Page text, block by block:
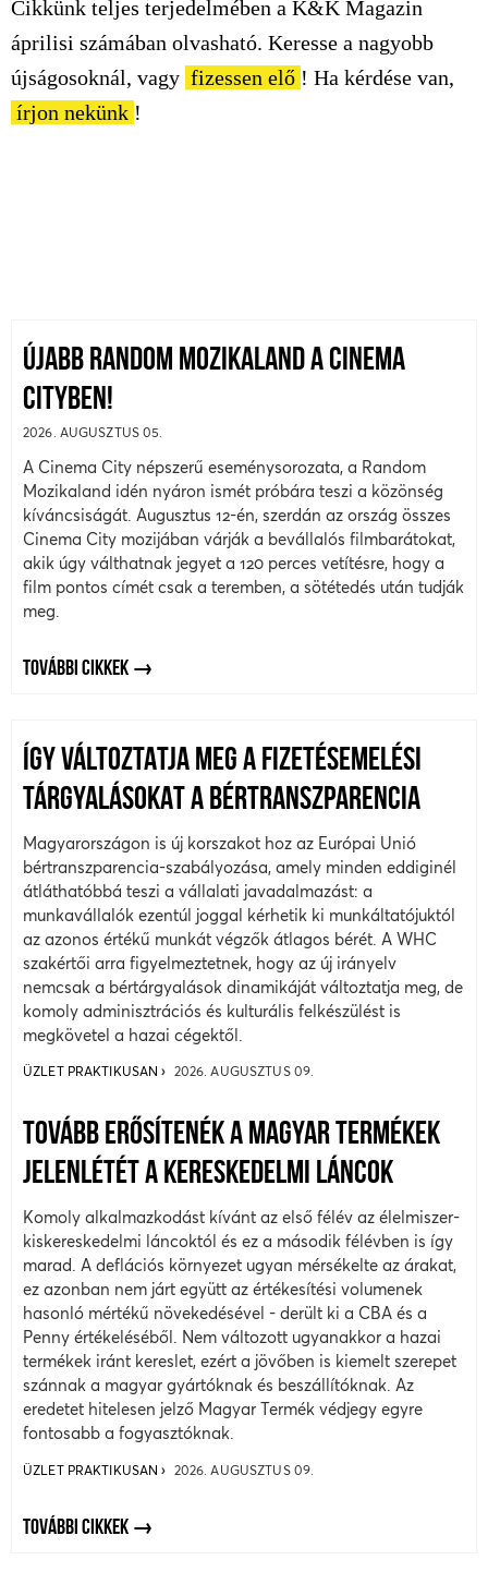
Cikkünk teljes terjedelmében a K&K Magazin
áprilisi számában olvasható. Keresse a nagyobb
újságosoknál, vagy fizessen elő ! Ha kérdése van,
írjon nekünk !
ÚJABB RANDOM MOZIKALAND A CINEMA
CITYBEN!
2026. AUGUSZTUS 05.
A Cinema City népszerű eseménysorozata, a Random
Mozikaland idén nyáron ismét próbára teszi a közönség
kíváncsiságát. Augusztus 12-én, szerdán az ország összes
Cinema City mozijában várják a bevállalós filmbarátokat,
akik úgy válthatnak jegyet a 120 perces vetítésre, hogy a
film pontos címét csak a teremben, a sötétedés után tudják
meg.
TOVÁBBI CIKKEK
ÍGY VÁLTOZTATJA MEG A FIZETÉSEMELÉSI
TÁRGYALÁSOKAT A BÉRTRANSZPARENCIA
Magyarországon is új korszakot hoz az Európai Unió
bértranszparencia-szabályozása, amely minden eddiginél
átláthatóbbá teszi a vállalati javadalmazást: a
munkavállalók ezentúl joggal kérhetik ki munkáltatójuktól
az azonos értékű munkát végzők átlagos bérét. A WHC
szakértői arra figyelmeztetnek, hogy az új irányelv
nemcsak a bértárgyalások dinamikáját változtatja meg, de
komoly adminisztrációs és kulturális felkészülést is
megkövetel a hazai cégektől.
ÜZLET PRAKTIKUSAN 2026. AUGUSZTUS 09.
TOVÁBB ERŐSÍTENÉK A MAGYAR TERMÉKEK
JELENLÉTÉT A KERESKEDELMI LÁNCOK
Komoly alkalmazkodást kívánt az első félév az élelmiszer-
kiskereskedelmi láncoktól és ez a második félévben is így
marad. A deflációs környezet ugyan mérsékelte az árakat,
ez azonban nem járt együtt az értékesítési volumenek
hasonló mértékű növekedésével - derült ki a CBA és a
Penny értékeléséből. Nem változott ugyanakkor a hazai
termékek iránt kereslet, ezért a jövőben is kiemelt szerepet
szánnak a magyar gyártóknak és beszállítóknak. Az
eredetet hitelesen jelző Magyar Termék védjegy egyre
fontosabb a fogyasztóknak.
ÜZLET PRAKTIKUSAN 2026. AUGUSZTUS 09.
TOVÁBBI CIKKEK